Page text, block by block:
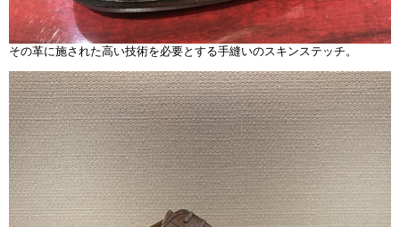
その革に施された高い技術を必要とする手縫いのスキンステッチ。